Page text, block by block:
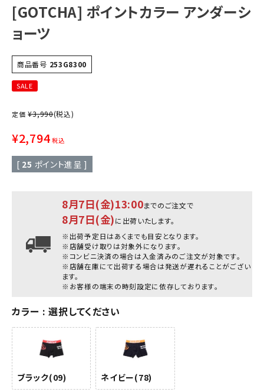
[GOTCHA] ポイントカラー アンダーシ
ョーツ
商品番号 253G8300
SALE
定価 ¥3,990(税込)
¥2,794 税込
[ 25 ポイント進呈 ]
8月7日(金)13:00までのご注文で
8月7日(金)に出荷いたします。
※出荷予定日はあくまでも目安となります。
※店舗受け取りは対象外になります。
※コンビニ決済の場合は入金済みのご注文が対象です。
※店舗在庫にて出荷する場合は発送が遅れることがござい
ます。
※お客様の端末の時刻設定に依存しております。
カラー 選択してください
ブラック(09) ネイビー(78)